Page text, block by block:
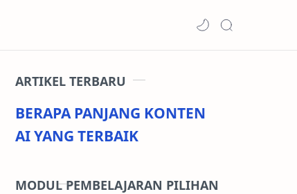
ARTIKEL TERBARU
BERAPA PANJANG KONTEN
AI YANG TERBAIK
MODUL PEMBELAJARAN PILIHAN